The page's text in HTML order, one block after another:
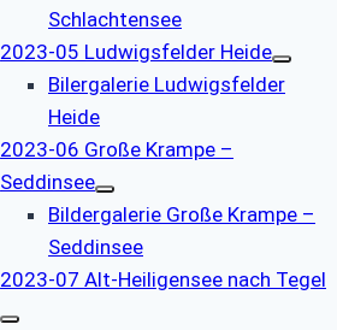
Schlachtensee
2023-05 Ludwigsfelder Heide
Bilergalerie Ludwigsfelder
Heide
2023-06 Große Krampe –
Seddinsee
Bildergalerie Große Krampe –
Seddinsee
2023-07 Alt-Heiligensee nach Tegel